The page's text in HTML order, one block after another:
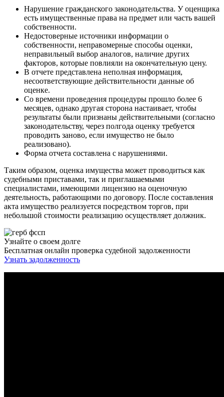
Нарушение гражданского законодательства. У оценщика
есть имущественные права на предмет или часть вашей
собственности.
Недостоверные источники информации о
собственности, неправомерные способы оценки,
неправильный выбор аналогов, наличие других
факторов, которые повлияли на окончательную цену.
В отчете представлена неполная информация,
несоответствующие действительности данные об
оценке.
Со времени проведения процедуры прошло более 6
месяцев, однако другая сторона настаивает, чтобы
результаты были признаны действительными (согласно
законодательству, через полгода оценку требуется
проводить заново, если имущество не было
реализовано).
Форма отчета составлена с нарушениями.
Таким образом, оценка имущества может проводиться как
судебными приставами, так и приглашаемыми
специалистами, имеющими лицензию на оценочную
деятельность, работающими по договору. После составления
акта имущество реализуется посредством торгов, при
небольшой стоимости реализацию осуществляет должник.
Узнайте о своем долге
Бесплатная онлайн проверка судебной задолженности
Узнать задолженность